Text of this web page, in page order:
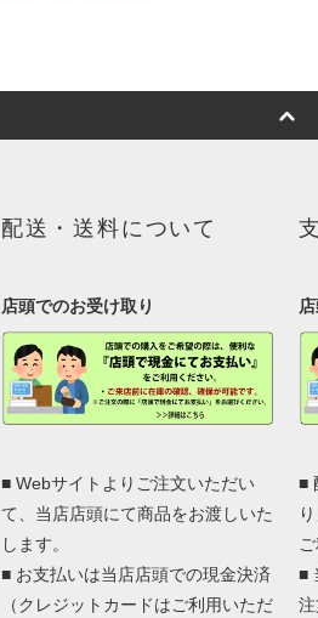
配送・送料について
店頭でのお受け取り
■ Webサイトよりご注文いただい
て、当店店頭にて商品をお渡しいた
します。
■ お支払いは当店店頭での現金決済
（クレジットカードはご利用いただ
■
■